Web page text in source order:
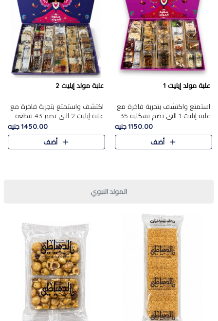
علبة مولد إيليت 1
استمتع واكتشف بتجربة فاخرة مع
علبة إيليت 1 التي تضم تشكليه 35
قطعة من أرقى حلويات المولد
المصري الأصيلة ,معروضة بشكل
جميل في علبة أنيقة ، في..
1150.00 جنيه
أضف
علبة مولد إيليت 2
اكتشف واستمتع بتجربة فاخرة مع
علبة إيليت 2 التي تضم 43 قطعة
تشكيلة من أرقى حلويات المولد
الشرقية المصرية الأصيلة ,معروضة
بشكل جميل في علبة أ..
1450.00 جنيه
أضف
المولد النبوي